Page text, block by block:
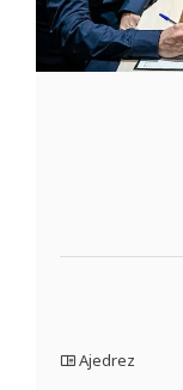
Ajedrez